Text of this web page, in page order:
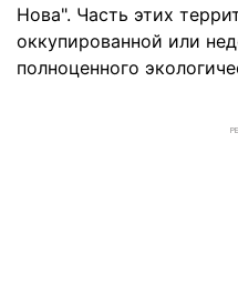
Нова". Часть этих
оккупированной или
полноценного